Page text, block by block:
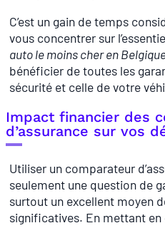
C’est un gain de temps
vous concentrer sur
auto le moins cher en
bénéficier de toutes les
sécurité et celle de votre
Impact financier des
d’assurance sur vos
Utiliser un comparateur
seulement une question de
surtout un excellent moyen
significatives. En mettant